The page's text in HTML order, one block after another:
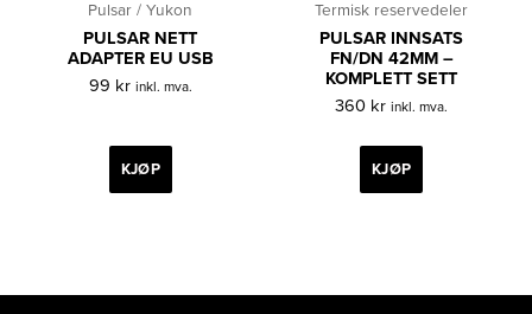
Pulsar / Yukon
PULSAR NETT
ADAPTER EU USB
99 kr inkl. mva.
KJØP
Termisk reservedeler
PULSAR INNSATS
FN/DN 42MM –
KOMPLETT SETT
360 kr inkl. mva.
KJØP